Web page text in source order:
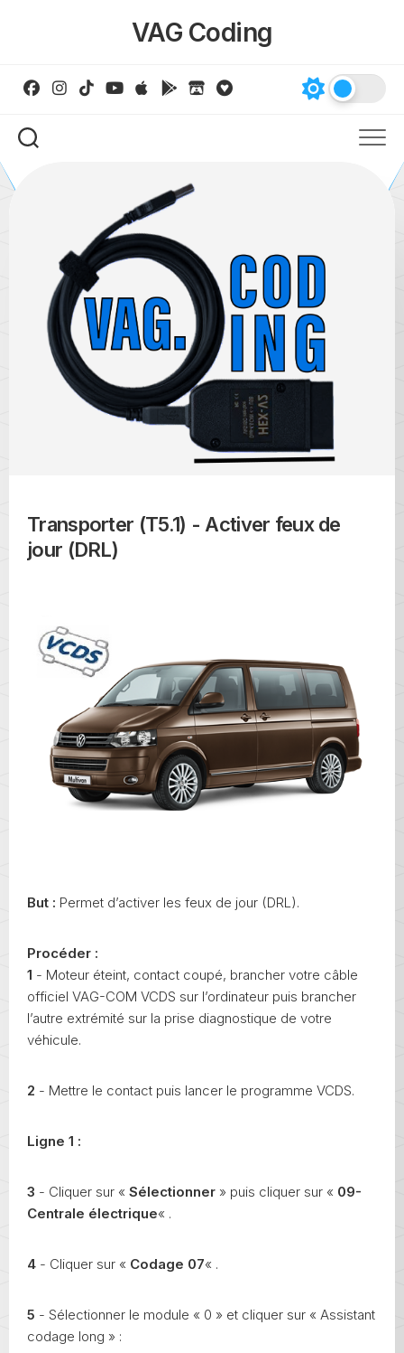
VAG Coding
Transporter (T5.1) - Activer feux de
jour (DRL)
But : Permet d’activer les feux de jour (DRL).
Procéder :
1 - Moteur éteint, contact coupé, brancher votre câble
officiel VAG-COM VCDS sur l’ordinateur puis brancher
l’autre extrémité sur la prise diagnostique de votre
véhicule.
2 - Mettre le contact puis lancer le programme VCDS.
Ligne 1 :
3 - Cliquer sur « Sélectionner » puis cliquer sur « 09-
Centrale électrique« .
4 - Cliquer sur « Codage 07« .
5 - Sélectionner le module « 0 » et cliquer sur « Assistant
codage long » :